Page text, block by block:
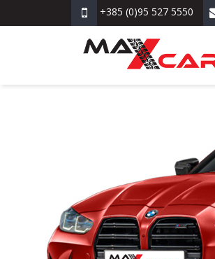
+385 (0)95 527 5550